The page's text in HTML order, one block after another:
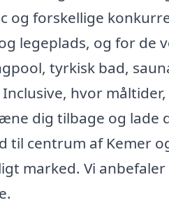
og forskellige
legeplads, og for de
tyrkisk bad,
hvor
dig tilbage og lade
til centrum af Kemer
marked. Vi anbefaler